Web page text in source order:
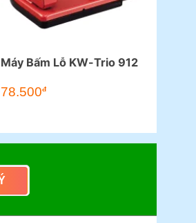
Máy Bấm Lỗ KW-Trio 912
78.500đ